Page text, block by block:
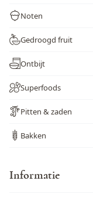
Noten
Gedroogd fruit
Ontbijt
Superfoods
Pitten & zaden
Bakken
Informatie